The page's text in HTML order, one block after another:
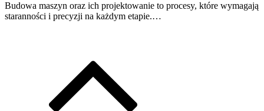
Budowa maszyn oraz ich projektowanie to procesy, które wymagają
staranności i precyzji na każdym etapie.…